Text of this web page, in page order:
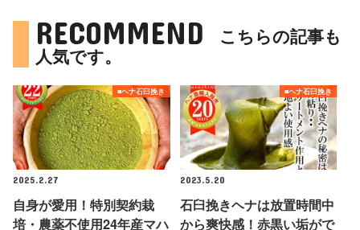
RECOMMEND
こちらの記事も
人気です。
■ヘナ石臼挽き
2025.2.27
自身が愛用！特別契約栽
培・農薬不使用24年産マハ
■ヘナ石臼挽き
2023.5.20
石臼挽きヘナは放置時間中
から爽快感！赤黒い垢がで